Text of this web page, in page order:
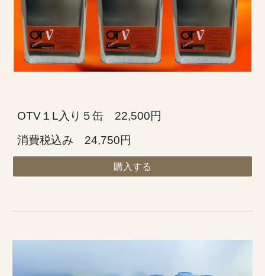
OTV １L入り５缶 22,500円
消費税込み 24,750円
購入する